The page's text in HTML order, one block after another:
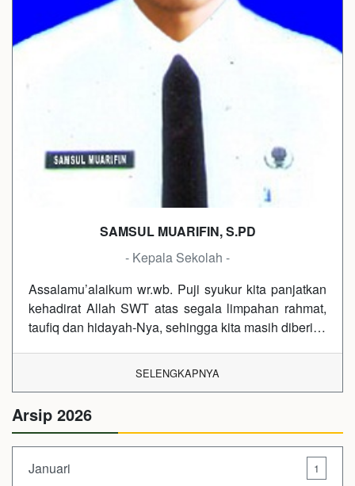
SAMSUL MUARIFIN, S.PD
- Kepala Sekolah -
Assalamu’alaikum wr.wb. Puji syukur kita panjatkan
kehadirat Allah SWT atas segala limpahan rahmat,
taufiq dan hidayah-Nya, sehingga kita masih diberi…
SELENGKAPNYA
Arsip 2026
Januari 1